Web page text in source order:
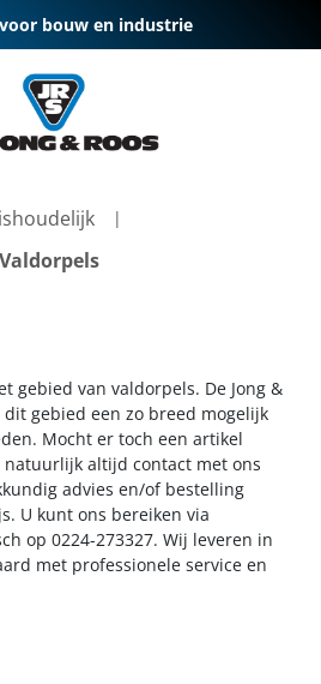
bouw en industrie
Valdorpels
gebied van valdorpels. De Jong &
dit gebied een zo breed mogelijk
Mocht er toch een artikel
altijd contact met ons
advies en/of bestelling
U kunt ons bereiken via
op 0224-273327. Wij leveren in
met professionele service en